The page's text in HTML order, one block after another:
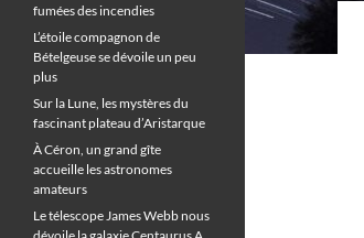
fumées des incendies
L’étoile compagnon de
Bételgeuse se dévoile un peu
plus
Sur la Lune, les mystères du
fascinant plateau d’Aristarque
À Céron, un grand gîte
accueille les astronomes
amateurs
Le télescope James Webb nous